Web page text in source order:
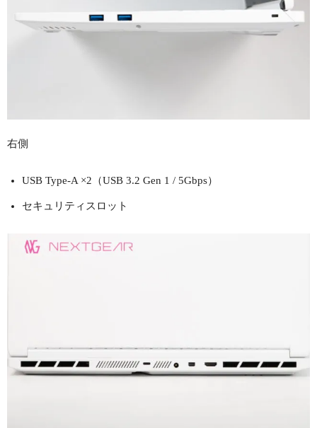
右側
USB Type-A ×2（USB 3.2 Gen 1 / 5Gbps）
セキュリティスロット